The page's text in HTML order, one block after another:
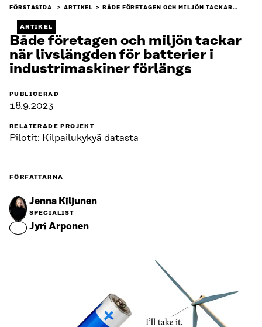
FÖRSTASIDA ARTIKEL BÅDE FÖRETAGEN OCH MILJÖN TACKAR…
ARTIKEL
Både företagen och miljön tackar
när livslängden för batterier i
industrimaskiner förlängs
PUBLICERAD
18.9.2023
RELATERADE PROJEKT
Pilotit: Kilpailukykyä datasta
FÖRFATTARNA
Jenna Kiljunen
SPECIALIST
Jyri Arponen